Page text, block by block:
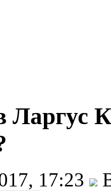
Ларгус
17:23